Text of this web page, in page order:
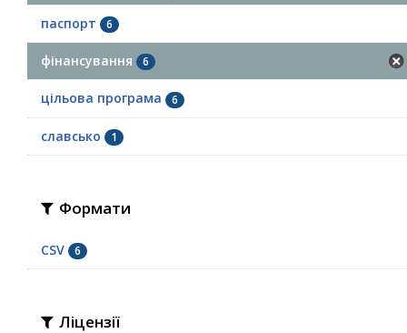
паспорт 6
фінансування 6
цільова програма 6
славсько 1
Формати
CSV 6
Ліцензії